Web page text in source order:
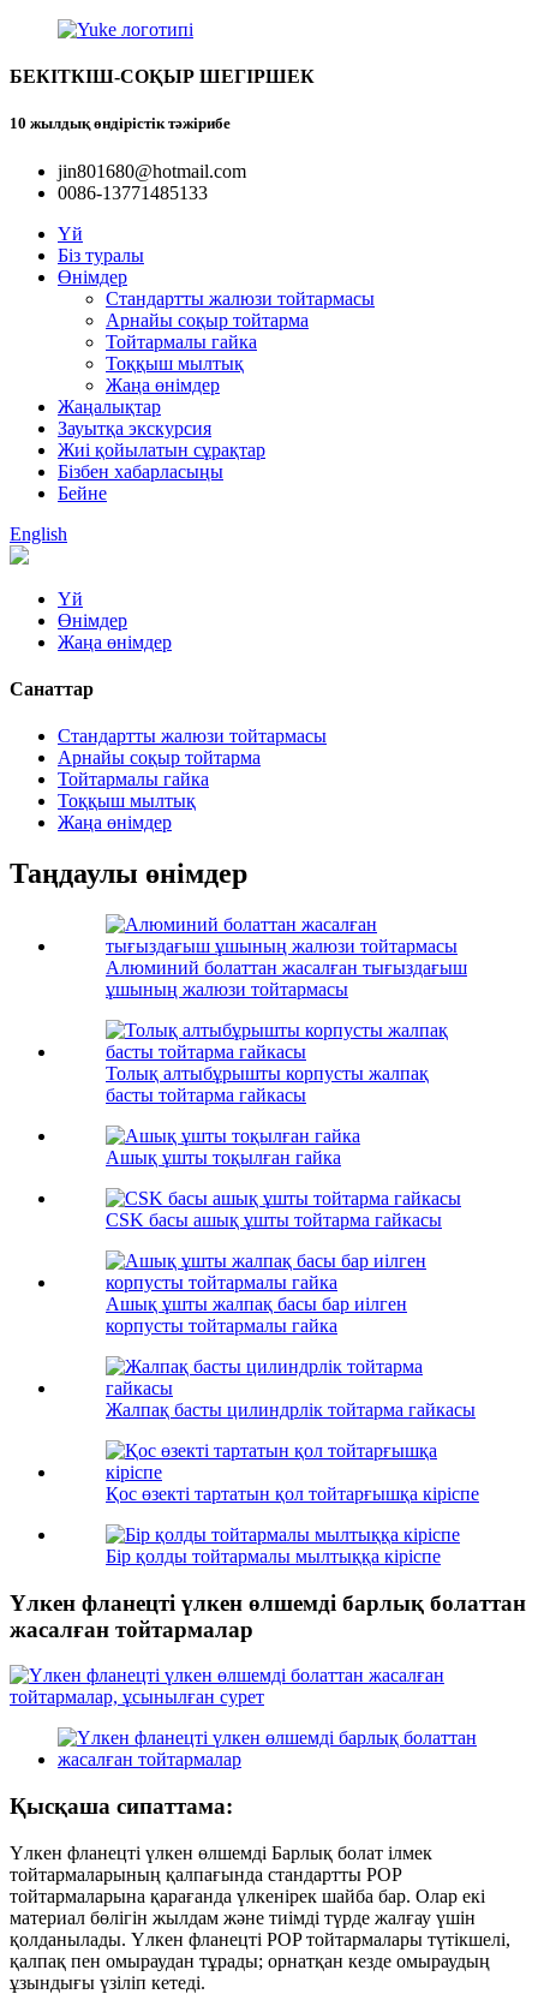
БЕКІТКІШ-СОҚЫР ШЕГІРШЕК
10 жылдық өндірістік тәжірибе
jin801680@hotmail.com
0086-13771485133
Үй
Біз туралы
Өнімдер
Стандартты жалюзи тойтармасы
Арнайы соқыр тойтарма
Тойтармалы гайка
Тоққыш мылтық
Жаңа өнімдер
Жаңалықтар
Зауытқа экскурсия
Жиі қойылатын сұрақтар
Бізбен хабарласыңы
Бейне
English
Үй
Өнімдер
Жаңа өнімдер
Санаттар
Стандартты жалюзи тойтармасы
Арнайы соқыр тойтарма
Тойтармалы гайка
Тоққыш мылтық
Жаңа өнімдер
Таңдаулы өнімдер
Алюминий болаттан жасалған тығыздағыш
ұшының жалюзи тойтармасы
Толық алтыбұрышты корпусты жалпақ
басты тойтарма гайкасы
Ашық ұшты тоқылған гайка
CSK басы ашық ұшты тойтарма гайкасы
Ашық ұшты жалпақ басы бар иілген
корпусты тойтармалы гайка
Жалпақ басты цилиндрлік тойтарма гайкасы
Қос өзекті тартатын қол тойтарғышқа кіріспе
Бір қолды тойтармалы мылтыққа кіріспе
Үлкен фланецті үлкен өлшемді барлық болаттан
жасалған тойтармалар
Қысқаша сипаттама:
Үлкен фланецті үлкен өлшемді Барлық болат ілмек
тойтармаларының қалпағында стандартты POP
тойтармаларына қарағанда үлкенірек шайба бар. Олар екі
материал бөлігін жылдам және тиімді түрде жалғау үшін
қолданылады. Үлкен фланецті POP тойтармалары түтікшелі,
қалпақ пен омыраудан тұрады; орнатқан кезде омыраудың
ұзындығы үзіліп кетеді.